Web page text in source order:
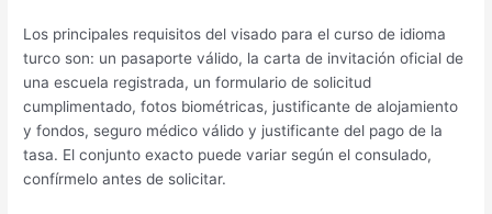
Los principales requisitos del visado para el curso de idioma
turco son: un pasaporte válido, la carta de invitación oficial de
una escuela registrada, un formulario de solicitud
cumplimentado, fotos biométricas, justificante de alojamiento
y fondos, seguro médico válido y justificante del pago de la
tasa. El conjunto exacto puede variar según el consulado,
confírmelo antes de solicitar.